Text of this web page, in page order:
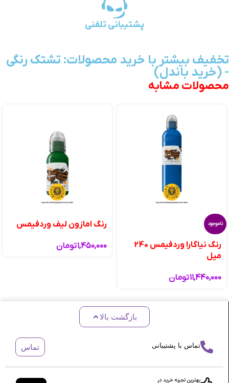
پشتیبانی تلفنی
تخفیف بیشتر با خرید محصولات: تشتک رنگی
- (خرید باندل)
محصولات مشابه
ناموجود
رنگ نیاگارا وردفیمس 240
میل
۱۱,۴۴۰,۰۰۰تومان
رنگ امازون لیف وردفیمس
۱,۴۵۰,۰۰۰تومان
بازگشت بالا
تماس با پشتیبانی تماس
بهترین تجربه خرید در